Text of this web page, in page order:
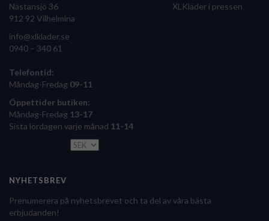
Nästansjö 36
912 92 Vilhelmina
info@xlklader.se
0940 – 340 61
Telefontid:
Måndag-Fredag 09-11
Öppettider butiken:
Måndag-Fredag 13-17
Sista lördagen varje månad 11-14
XLKläder i pressen
NYHETSBREV
Prenumerera på nyhetsbrevet och ta del av våra bästa
erbjudanden!